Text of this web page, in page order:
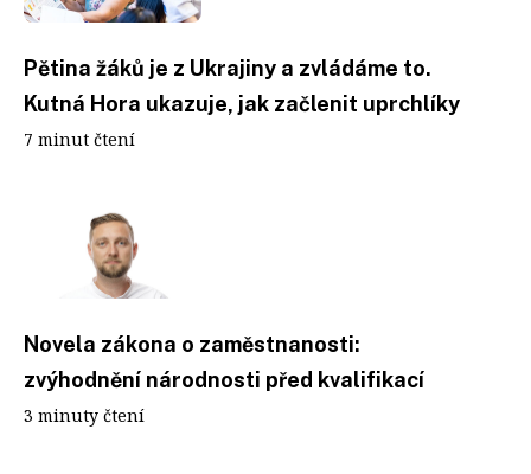
Pětina žáků je z Ukrajiny a zvládáme to.
Kutná Hora ukazuje, jak začlenit uprchlíky
7 minut čtení
Novela zákona o zaměstnanosti:
zvýhodnění národnosti před kvalifikací
3 minuty čtení